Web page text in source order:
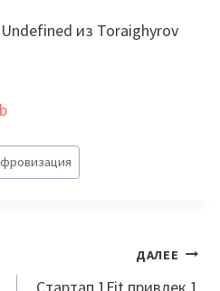
из Toraighyrov
ДАЛЕЕ
Стартап 1Fit привлек 1